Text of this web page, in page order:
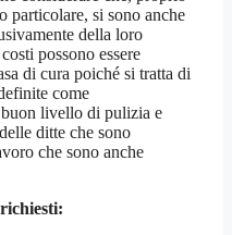
particolare, si sono anche
della loro
possono essere
di cura poiché si tratta di
come
livello di pulizia e
ditte che sono
che sono anche